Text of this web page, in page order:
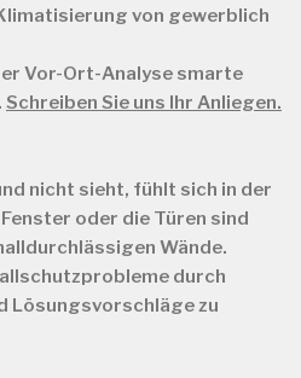
von gewerblich
Vor-Ort-Analyse smarte
Schreiben Sie uns Ihr Anliegen.
nicht sieht, fühlt sich in der
oder die Türen sind
Wände.
durch
Lösungsvorschläge zu